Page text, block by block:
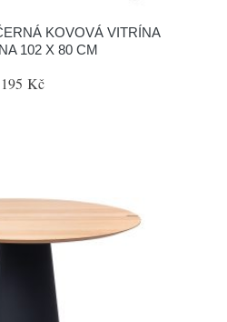
KOVOVÁ VITRÍNA
102 X 80 CM
Kč